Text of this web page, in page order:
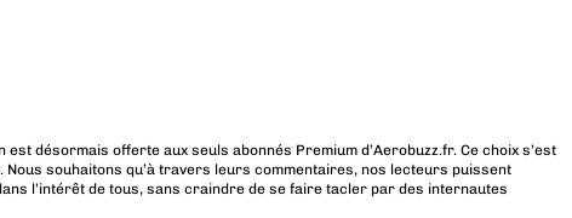
désormais offerte aux seuls abonnés Premium d’Aerobuzz.fr. Ce choix s’est
souhaitons qu’à travers leurs commentaires, nos lecteurs puissent
l’intérêt de tous, sans craindre de se faire tacler par des internautes